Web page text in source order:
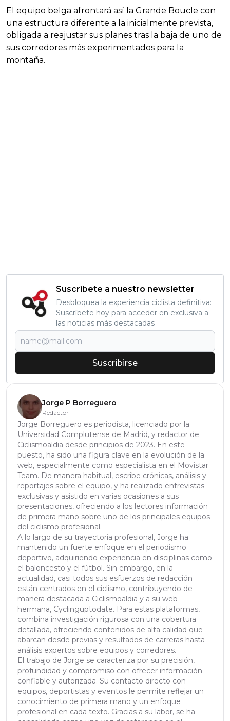
El equipo belga afrontará así la Grande Boucle con
una estructura diferente a la inicialmente prevista,
obligada a reajustar sus planes tras la baja de uno de
sus corredores más experimentados para la
montaña.
Suscríbete a nuestro newsletter
Desbloquea la experiencia ciclista definitiva:
Suscríbete hoy para acceder en exclusiva a
las noticias más destacadas
Suscribirse
Jorge P Borreguero
Redactor
Jorge Borreguero es periodista, licenciado por la
Universidad Complutense de Madrid, y redactor de
Ciclismoaldia desde principios de 2023. En este
puesto, ha sido una figura clave en la evolución de la
web, especialmente como especialista en el Movistar
Team. De manera habitual, escribe crónicas, análisis y
reportajes sobre el equipo, y ha realizado entrevistas
exclusivas y asistido en varias ocasiones a sus
presentaciones, ofreciendo a los lectores información
de primera mano sobre uno de los principales equipos
del ciclismo profesional.
A lo largo de su trayectoria profesional, Jorge ha
mantenido un fuerte enfoque en el periodismo
deportivo, adquiriendo experiencia en disciplinas como
el baloncesto y el fútbol. Sin embargo, en la
actualidad, casi todos sus esfuerzos de redacción
están centrados en el ciclismo, contribuyendo de
manera destacada a Ciclismoaldia y a su web
hermana, Cyclinguptodate. Para estas plataformas,
combina investigación rigurosa con una cobertura
detallada, ofreciendo contenidos de alta calidad que
abarcan desde previas y resultados de carreras hasta
análisis expertos sobre equipos y corredores.
El trabajo de Jorge se caracteriza por su precisión,
profundidad y compromiso con ofrecer información
confiable y autorizada. Su contacto directo con
equipos, deportistas y eventos le permite reflejar un
conocimiento de primera mano y un enfoque
profesional en cada texto. Gracias a su labor, se ha